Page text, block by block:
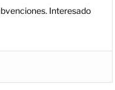
Interesado